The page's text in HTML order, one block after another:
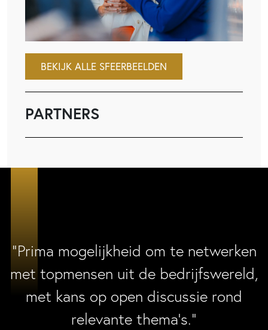
BEKIJK ALLE SFEERBEELDEN
PARTNERS
“Prima mogelijkheid om te netwerken
met topmensen uit de bedrijfswereld,
met kans op open discussie rond
relevante thema’s.”